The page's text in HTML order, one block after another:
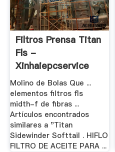
Filtros Prensa Titan
Fls -
Xinhaiepcservice
Molino de Bolas Que ...
elementos filtros fls
midth-f de fibras ...
Artículos encontrados
similares a "Titan
Sidewinder Softtail . HIFLO
FILTRO DE ACEITE PARA ...